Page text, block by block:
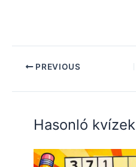
PREVIOUS
Hasonló kvízek